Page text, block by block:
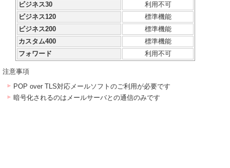
ビジネス30
利用不可
ビジネス120
標準機能
ビジネス200
標準機能
カスタム400
標準機能
フォワード
利用不可
注意事項
POP over TLS対応メールソフトのご利用が必要です
暗号化されるのはメールサーバとの通信のみです